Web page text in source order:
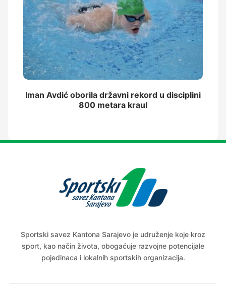
Iman Avdić oborila državni rekord u disciplini
800 metara kraul
Sportski savez Kantona Sarajevo je udruženje koje kroz
sport, kao način života, obogaćuje razvojne potencijale
pojedinaca i lokalnih sportskih organizacija.